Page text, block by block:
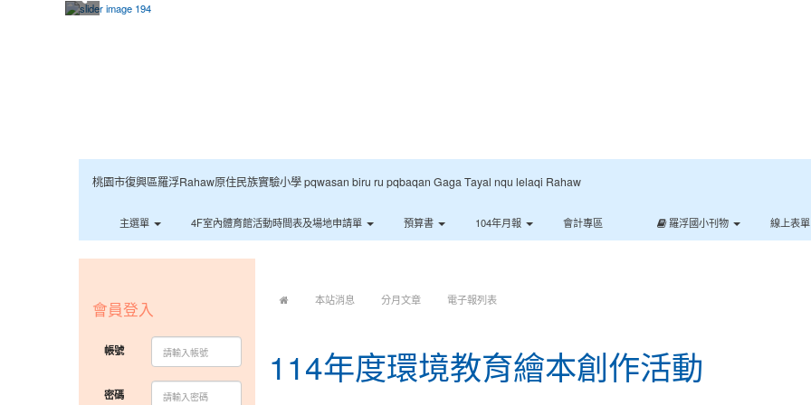
桃園市復興區羅浮Rahaw原住民族實驗小學 pqwasan biru ru pqbaqan Gaga Tayal nqu lelaqi Rahaw
主選單 4F室內體育館活動時間表及場地申請單 預算書 104年月報 會計專區 羅浮國小刊物 線上表單
本站消息 分月文章 電子報列表
114年度環境教育繪本創作活動
會員登入
帳號
密碼